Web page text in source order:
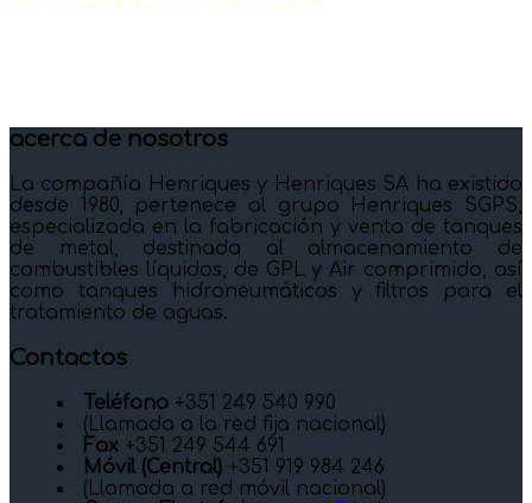
acerca de nosotros
La compañía Henriques y Henriques SA ha existido
desde 1980, pertenece al grupo Henriques SGPS,
especializada en la fabricación y venta de tanques
de metal, destinada al almacenamiento de
combustibles líquidos, de GPL y Air comprimido, así
como tanques hidroneumáticos y filtros para el
tratamiento de aguas.
Contactos
Teléfono +351 249 540 990
(Llamada a la red fija nacional)
Fax +351 249 544 691
Móvil (Central) +351 919 984 246
(Llamada a red móvil nacional)